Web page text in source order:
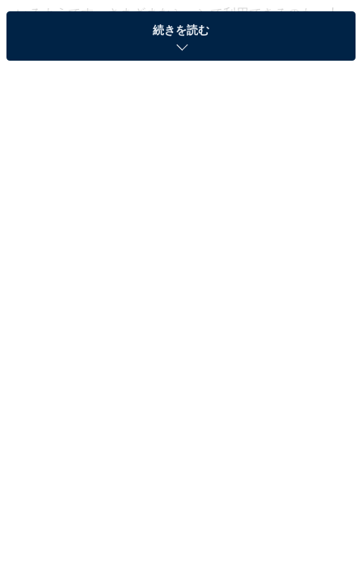
いるようです。さまざまなシーンで利用できるのも、人
気のポイントみたいですね。
続きを読む